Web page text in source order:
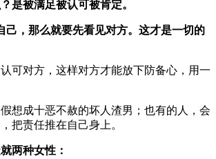
是被满足被认可被肯定。
己，那么就要先看见对方。这才是一切的
可对方，这样对方才能放下防备心，用一
想成十恶不赦的坏人渣男；也有的人，会
把责任推在自己身上。
两种女性：